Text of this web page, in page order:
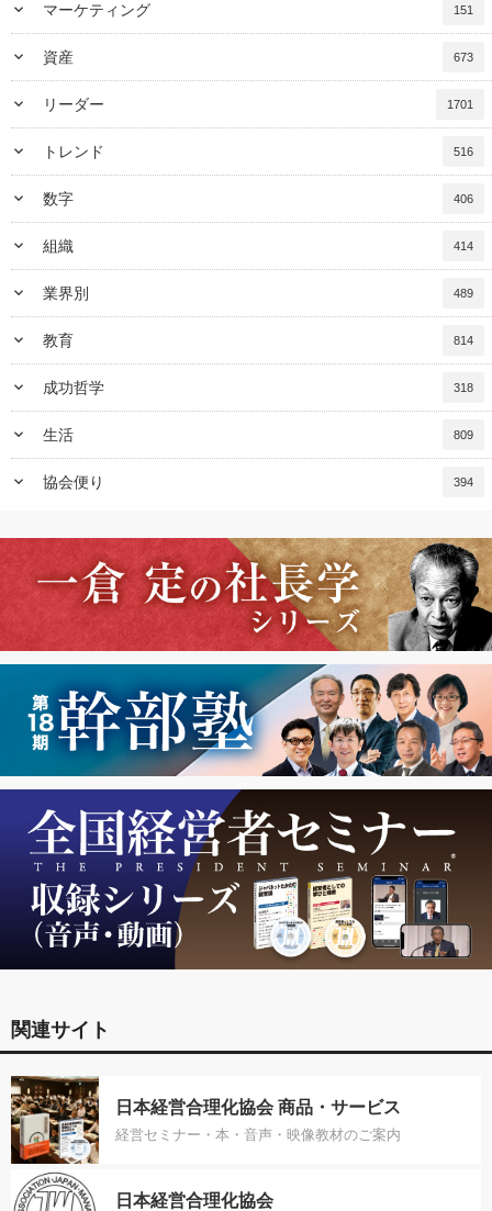
keyboard_arrow_down マーケティング 151
keyboard_arrow_down 資産 673
keyboard_arrow_down リーダー 1701
keyboard_arrow_down トレンド 516
keyboard_arrow_down 数字 406
keyboard_arrow_down 組織 414
keyboard_arrow_down 業界別 489
keyboard_arrow_down 教育 814
keyboard_arrow_down 成功哲学 318
keyboard_arrow_down 生活 809
keyboard_arrow_down 協会便り 394
関連サイト
日本経営合理化協会 商品・サービス
経営セミナー・本・音声・映像教材のご案内
日本経営合理化協会